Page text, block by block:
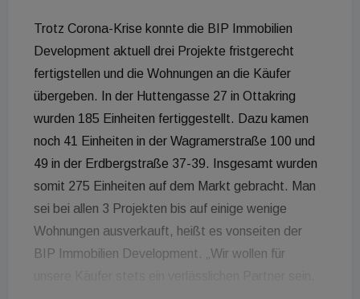
Trotz Corona-Krise konnte die BIP Immobilien
Development aktuell drei Projekte fristgerecht
fertigstellen und die Wohnungen an die Käufer
übergeben. In der Huttengasse 27 in Ottakring
wurden 185 Einheiten fertiggestellt. Dazu kamen
noch 41 Einheiten in der Wagramerstraße 100 und
49 in der Erdbergstraße 37-39. Insgesamt wurden
somit 275 Einheiten auf dem Markt gebracht. Man
sei bei allen 3 Projekten bis auf einige wenige
Wohnungen ausverkauft, heißt es vonseiten der
BIP Immobilien Development. „Wir wollen für